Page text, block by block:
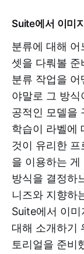
Suite에서 이미
분류에 대해 어
셋을 다뤄볼
분류 작업을 어
야말로 그 방
공적인 모델을
학습이 라벨에
것이 유리한
을 이용하는
방식을 결정하
니즈와 지향하
Suite에서 이
대해 소개하기
토리얼을 준비